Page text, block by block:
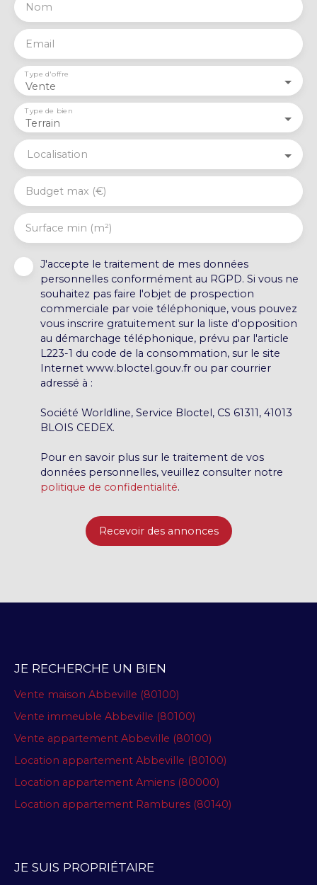
Nom
Email
Vente
Type d'offre
Terrain
Type de bien
Localisation
Budget max (€)
Surface min (m²)
J'accepte le traitement de mes données
personnelles conformément au RGPD. Si vous ne
souhaitez pas faire l'objet de prospection
commerciale par voie téléphonique, vous pouvez
vous inscrire gratuitement sur la liste d'opposition
au démarchage téléphonique, prévu par l'article
L223-1 du code de la consommation, sur le site
Internet www.bloctel.gouv.fr ou par courrier
adressé à :
Société Worldline, Service Bloctel, CS 61311, 41013
BLOIS CEDEX.
Pour en savoir plus sur le traitement de vos
données personnelles, veuillez consulter notre
politique de confidentialité.
Recevoir des annonces
JE RECHERCHE UN BIEN
Vente maison Abbeville (80100)
Vente immeuble Abbeville (80100)
Vente appartement Abbeville (80100)
Location appartement Abbeville (80100)
Location appartement Amiens (80000)
Location appartement Rambures (80140)
JE SUIS PROPRIÉTAIRE